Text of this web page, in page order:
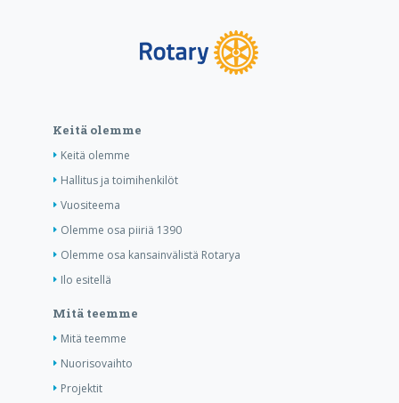
Keitä olemme
Keitä olemme
Hallitus ja toimihenkilöt
Vuositeema
Olemme osa piiriä 1390
Olemme osa kansainvälistä Rotarya
Ilo esitellä
Mitä teemme
Mitä teemme
Nuorisovaihto
Projektit